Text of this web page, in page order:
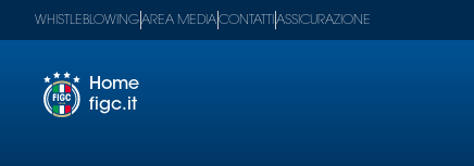
WHISTLEBLOWINGAREA MEDIACONTATTI ASSICURAZIONE
Home
figc.it